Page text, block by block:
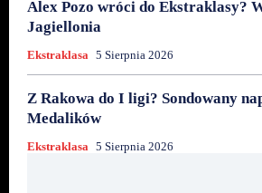
Alex Pozo wróci do Ekstraklasy?
Jagiellonia
Ekstraklasa 5 Sierpnia 2026
Z Rakowa do I ligi? Sondowany
Medalików
Ekstraklasa 5 Sierpnia 2026